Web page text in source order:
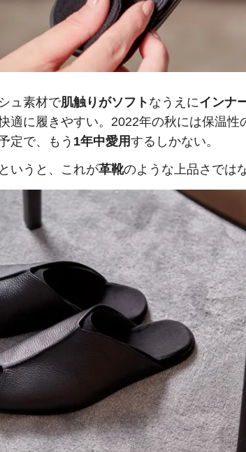
ュ素材で肌触りがソフト なうえにインナ
適に履きやすい。2022年の秋には保温性
定で、もう 1年中愛用するしかない。
いうと、これが革靴のような上品さでは